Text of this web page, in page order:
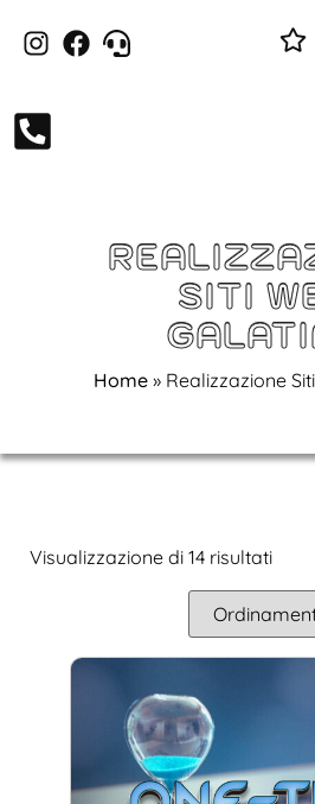
SITI
Home» Realizzazione
Visualizzazione di 14 risultati